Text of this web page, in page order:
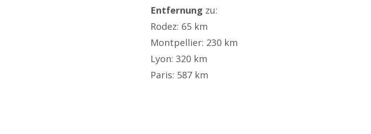
Entfernung zu:
Rodez: 65 km
Montpellier: 230 km
Lyon: 320 km
Paris: 587 km